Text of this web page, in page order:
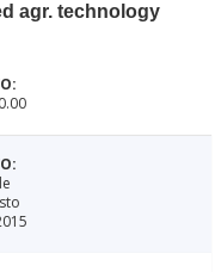
agr. technology